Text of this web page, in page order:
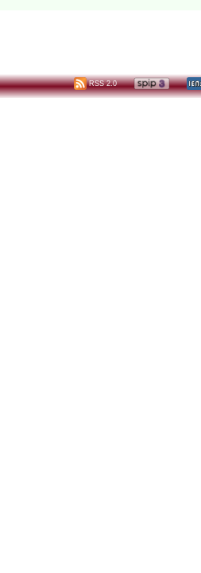
RSS 2.0